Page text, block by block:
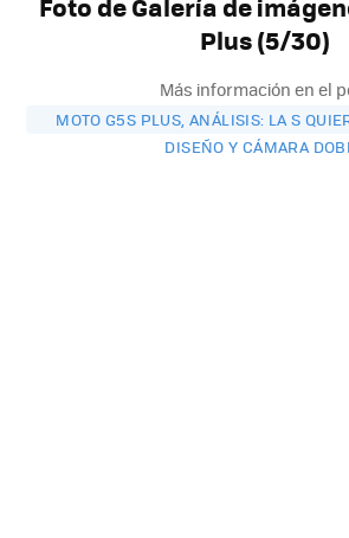
Plus (5/30)
Más información en el
MOTO G5S PLUS, ANÁLISIS: LA S
DISEÑO Y CÁMARA